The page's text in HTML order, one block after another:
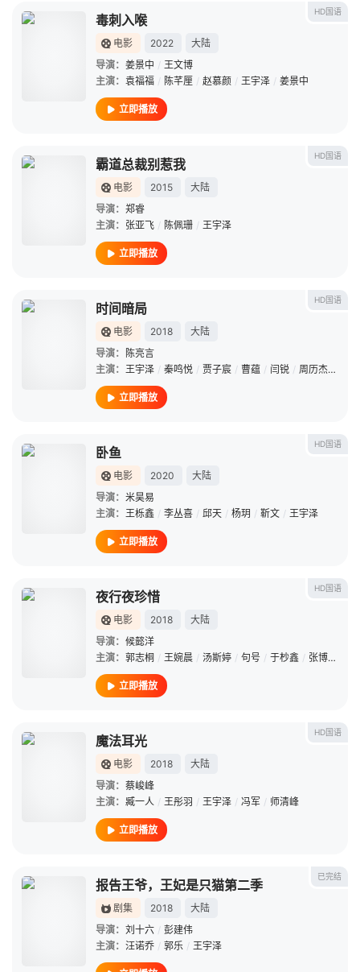
HD国语
毒刺入喉
电影 2022
大陆
导演： 姜景中 / 王文博
主演： 袁福福 / 陈芊厘 / 赵慕颜 / 王宇泽 / 姜景中
立即播放
HD国语
霸道总裁别惹我
电影 2015
大陆
导演： 郑睿
主演： 张亚飞 / 陈佩珊 / 王宇泽
立即播放
HD国语
时间暗局
电影 2018
大陆
导演：
陈亮言
主演： 王宇泽 / 秦鸣悦 / 贾子宸 / 曹蕴 / 闫锐 / 周历杰 /
立即播放
HD国语
卧鱼
电影 2020
大陆
导演： 米昊易
主演： 王栎鑫 / 李丛喜 / 邱天 / 杨玥 / 靳文 / 王宇泽
立即播放
HD国语
夜行夜珍惜
电影 2018
大陆
导演： 候懿洋
主演： 郭志桐 / 王婉晨 / 汤斯婷 / 句号 / 于杪鑫 / 张博轩
立即播放
HD国语
魔法耳光
电影 2018
大陆
导演： 蔡峻峰
主演： 臧一人 / 王彤羽 / 王宇泽 / 冯军 / 师清峰
立即播放
已完结
报告王爷，王妃是只猫第二季
剧集 2018
大陆
导演： 刘十六 / 彭建伟
主演： 汪诺乔 / 郭乐 / 王宇泽